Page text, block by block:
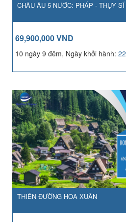
CHÂU ÂU 5 NƯỚC: PHÁP - THỤY
69,900,000 VND
10 ngày 9 đêm, Ngày khởi hành:
THIÊN ĐƯỜNG HOA XUÂN